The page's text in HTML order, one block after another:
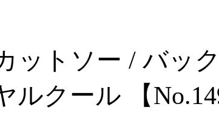
ットソー / バッ
クール 【